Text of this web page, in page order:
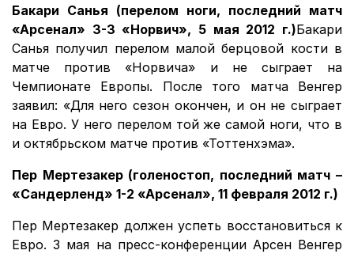
Бакари Санья (перелом ноги, последний матч
«Арсенал» 3-3 «Норвич», 5 мая 2012 г.)Бакари
Санья получил перелом малой берцовой кости в
матче против «Норвича» и не сыграет на
Чемпионате Европы. После того матча Венгер
заявил: «Для него сезон окончен, и он не сыграет
на Евро. У него перелом той же самой ноги, что в
и октябрьском матче против «Тоттенхэма».
Пер Мертезакер (голеностоп, последний матч –
«Сандерленд» 1-2 «Арсенал», 11 февраля 2012 г.)
Пер Мертезакер должен успеть восстановиться к
Евро. 3 мая на пресс-конференции Арсен Венгер